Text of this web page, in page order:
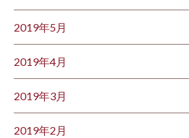
2019年5月
2019年4月
2019年3月
2019年2月